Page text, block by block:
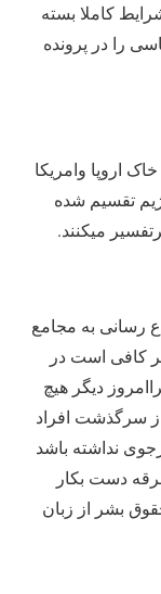
کاملا بسته
را در پرونده
اروپا وامریکا
تقسیم شده
میکنند.
رسانی به مجامع
کافی است در
دیگر هیچ
سرگذشت افراد
نداشته باشد
دست بکار
بشر از زبان